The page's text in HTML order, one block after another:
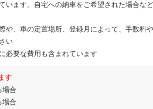
ます。自宅への納車をご希望された場合な
、車の定置場所、登録月によって、手数料
い
必要な費用も含まれています
す
場合
場合